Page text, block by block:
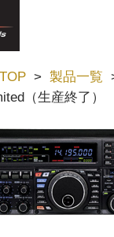
製品一覧
（生産終了）